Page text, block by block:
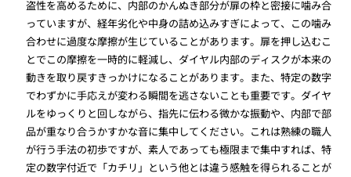
盗性を高めるために、内部のかんぬき部分が扉の枠と密接に噛み合
っていますが、経年劣化や中身の詰め込みすぎによって、この噛み
合わせに過度な摩擦が生じていることがあります。扉を押し込むこ
とでこの摩擦を一時的に軽減し、ダイヤル内部のディスクが本来の
動きを取り戻すきっかけになることがあります。また、特定の数字
でわずかに手応えが変わる瞬間を逃さないことも重要です。ダイヤ
ルをゆっくりと回しながら、指先に伝わる微かな振動や、内部で部
品が重なり合うかすかな音に集中してください。これは熟練の職人
が行う手法の初歩ですが、素人であっても極限まで集中すれば、特
定の数字付近で「カチリ」という他とは違う感触を得られることが